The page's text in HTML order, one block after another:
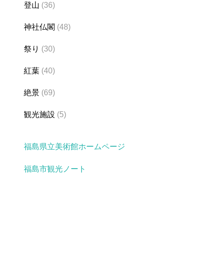
登山 (36)
神社仏閣 (48)
祭り (30)
紅葉 (40)
絶景 (69)
観光施設 (5)
福島県立美術館ホームページ
福島市観光ノート